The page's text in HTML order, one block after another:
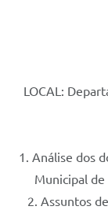
LOCAL:
1. Análise dos
Municipal
2. Assuntos